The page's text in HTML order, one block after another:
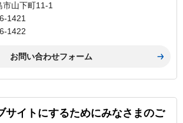
市山下町11-1
1421
1422
サイトにするためにみなさまのご